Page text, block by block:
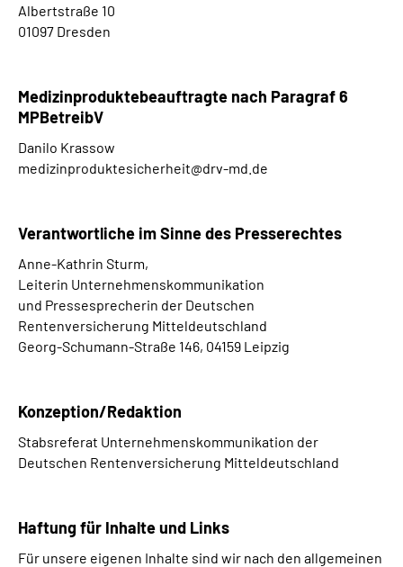
Albertstraße 10
01097 Dresden
Medizinproduktebeauftragte nach Paragraf 6
MPBetreibV
Danilo Krassow
medizinproduktesicherheit@drv-md.de
Verantwortliche im Sinne des Presserechtes
Anne-Kathrin Sturm,
Leiterin Unternehmenskommunikation
und Pressesprecherin der Deutschen
Rentenversicherung Mitteldeutschland
Georg-Schumann-Straße 146, 04159 Leipzig
Konzeption/Redaktion
Stabsreferat Unternehmenskommunikation der
Deutschen Rentenversicherung Mitteldeutschland
Haftung für Inhalte und Links
Für unsere eigenen Inhalte sind wir nach den allgemeinen